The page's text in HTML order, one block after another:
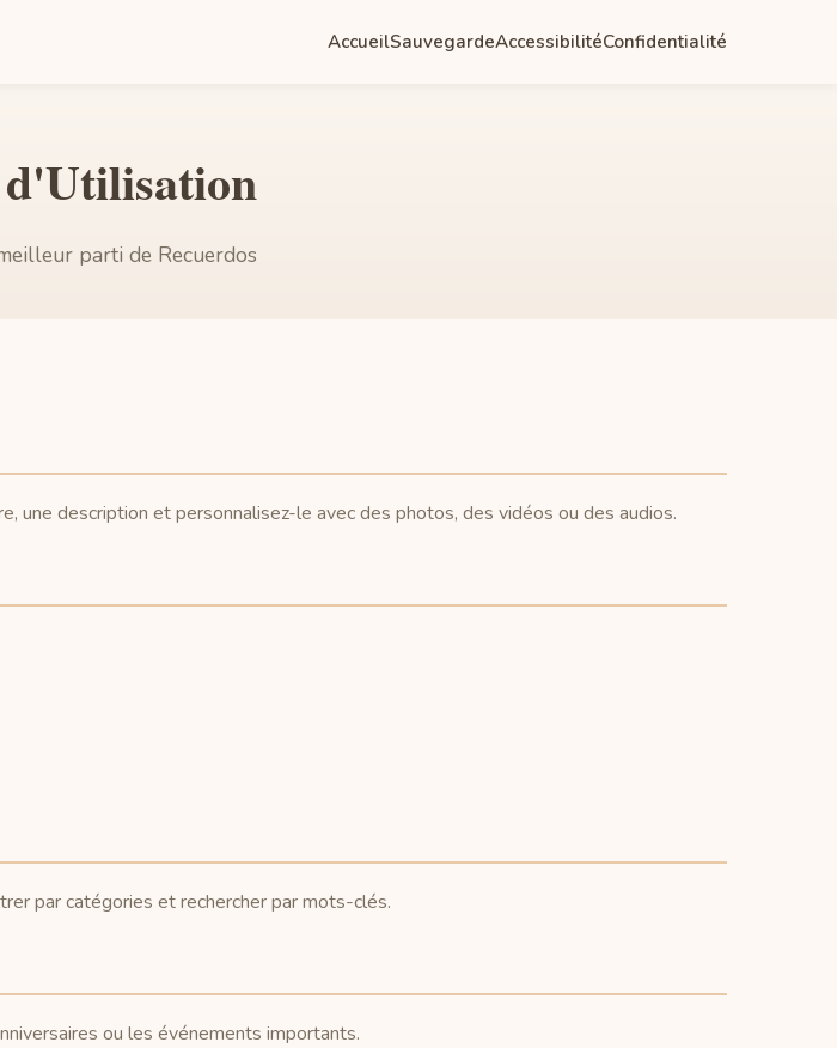
AccueilSauvegardeAccessibilitéConfidentialité
parti de Recuerdos
une description et personnalisez-le avec des photos, des vidéos ou des audios.
par catégories et rechercher par mots-clés.
ou les événements importants.